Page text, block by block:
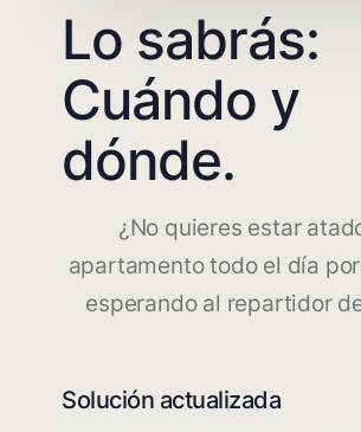
Lo sabrás:
Cuándo y
dónde.
¿No quieres estar
apartamento todo el día
esperando al repartidor
Solución actualizada